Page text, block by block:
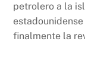
petrolero a la
finalmente la